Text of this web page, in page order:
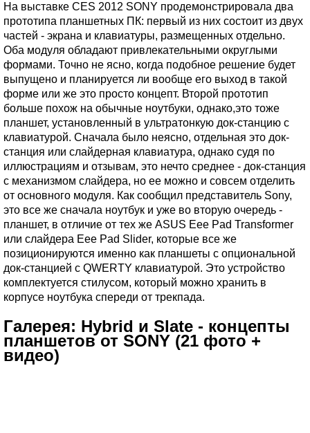
На выставке CES 2012 SONY продемонстрировала два
прототипа планшетных ПК: первый из них состоит из двух
частей - экрана и клавиатуры, размещенных отдельно.
Оба модуля обладают привлекательными округлыми
формами. Точно не ясно, когда подобное решение будет
выпущено и планируется ли вообще его выход в такой
форме или же это просто концепт. Второй прототип
больше похож на обычные ноутбуки, однако,это тоже
планшет, установленный в ультратонкую док-станцию с
клавиатурой. Сначала было неясно, отдельная это док-
станция или слайдерная клавиатура, однако судя по
иллюстрациям и отзывам, это нечто среднее - док-станция
с механизмом слайдера, но ее можно и совсем отделить
от основного модуля. Как сообщил представитель Sony,
это все же сначала ноутбук и уже во вторую очередь -
планшет, в отличие от тех же ASUS Eee Pad Transformer
или слайдера Eee Pad Slider, которые все же
позиционируются именно как планшеты с опциональной
док-станцией с QWERTY клавиатурой. Это устройство
комплектуется стилусом, который можно хранить в
корпусе ноутбука спереди от трекпада.
Галерея: Hybrid и Slate - концепты
планшетов от SONY (21 фото +
видео)